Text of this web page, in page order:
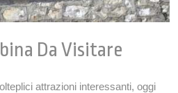
Da Visitare
attrazioni interessanti, oggi